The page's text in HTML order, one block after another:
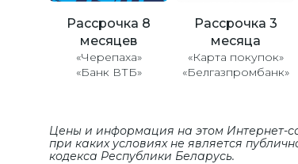
Рассрочка 8
месяцев
«Черепаха»
«Банк ВТБ»
Рассрочка 3
месяца
«Карта покупок»
«Белгазпромбанк»
Цены и информация на этом Интернет-
при каких условиях не является
кодекса Республики Беларусь.